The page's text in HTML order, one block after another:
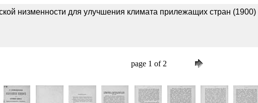
низменности для улучшения климата прилежащих стран (1900)
page 1 of 2